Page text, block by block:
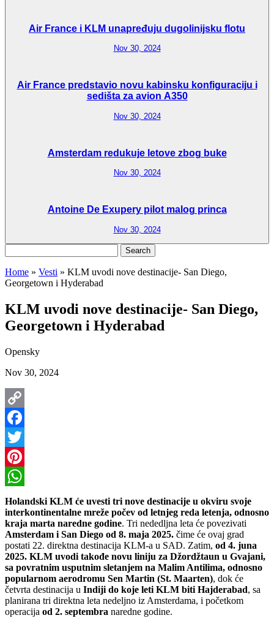
Air France i KLM unapređuju dugolinijsku flotu
Nov 30, 2024
Air France predstavio novu kabinsku konfiguraciju i
sedišta za avion A350
Nov 30, 2024
Amsterdam redukuje letove zbog buke
Nov 30, 2024
Antoine De Exupery pilot malog princa
Nov 30, 2024
for:
Home » Vesti » KLM uvodi nove destinacije- San Diego,
Georgetown i Hyderabad
KLM uvodi nove destinacije- San Diego,
Georgetown i Hyderabad
Opensky
Nov 30, 2024
Copy
Link
Facebook
Twitter
Pinterest
WhatsApp
Holandski KLM će uvesti tri nove destinacije u okviru svoje
interkontinentalne mreže počev od letnjeg reda letenja, odnosno
kraja marta naredne godine. Tri nededljna leta će povezivati
Amsterdam i San Diego od 8. maja 2025. čime će ovaj grad
postati 22. direktna destinacija KLM-a u SAD. Zatim, od 4. juna
2025. KLM uvodi takođe novu liniju za Džordžtaun u Gvajani,
sa povratnim usputnim sletanjem na Malim Antilima, odnosno
popularnom aerodromu Sen Martin (St. Maarten), dok će
četvrta destinacija u Indiji do koje leti KLM biti Hajderabad, sa
planirana tri direktna leta nedeljno iz Amsterdama, i početkom
operacija od 2. septembra naredne godine.